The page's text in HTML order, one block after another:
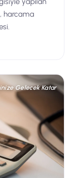
harcama
Yetkinlik
Gelecek Katar